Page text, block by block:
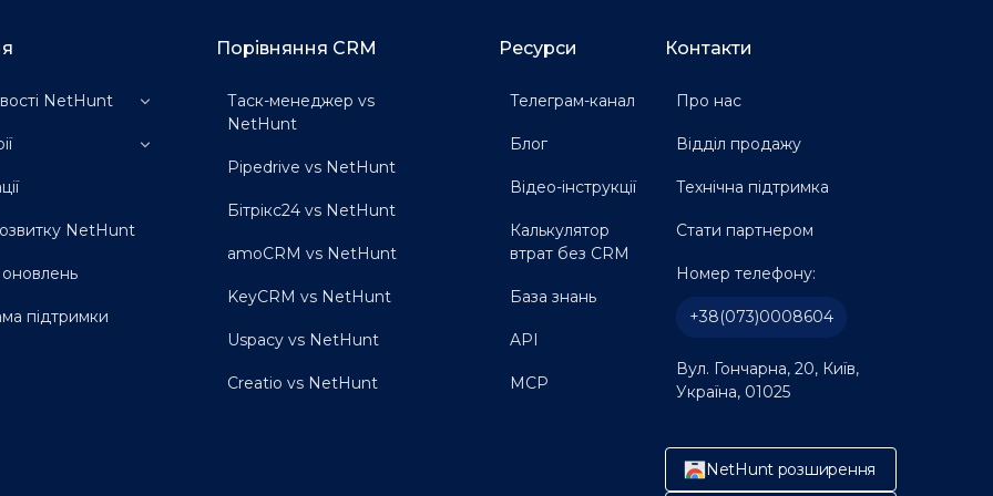
NetHunt
продажу
відділу продажів
нерухомості
забудовників
NetHunt
оновлень
підтримки
Порівняння CRM
Таск-менеджер vs
NetHunt
Pipedrive vs NetHunt
Бітрікс24 vs NetHunt
amoCRM vs NetHunt
KeyCRM vs NetHunt
Uspacy vs NetHunt
Creatio vs NetHunt
Ресурси
Телеграм-канал
Блог
Відео-інструкції
Калькулятор
втрат без CRM
База знань
API
MCP
Контакти
Про нас
Відділ продажу
Технічна підтримка
Стати партнером
Номер телефону:
+38(073)0008604
Вул. Гончарна, 20, Київ,
Україна, 01025
NetHunt розширення